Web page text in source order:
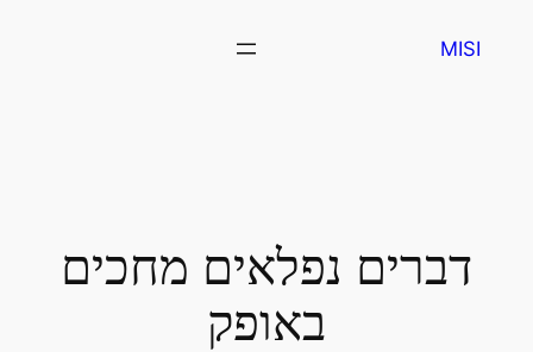
MISI
דברים נפלאים מחכים
באופק